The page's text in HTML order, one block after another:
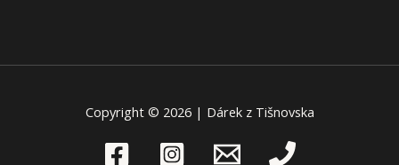
Copyright © 2026 | Dárek z Tišnovska